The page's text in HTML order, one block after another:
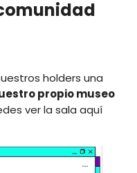
holders una
propio museo
ver la sala aquí